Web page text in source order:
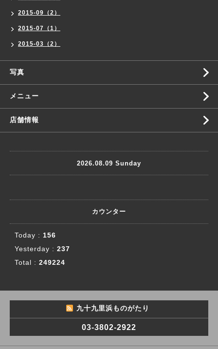
2015-09（2）
2015-07（1）
2015-03（2）
写真
メニュー
店舗情報
2026.08.09 Sunday
カウンター
Today : 156
Yesterday : 237
Total : 249224
九十九里浜ものがたり
03-3802-2922